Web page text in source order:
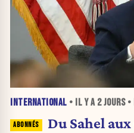
INTERNATIONAL • IL Y A 2 JOURS•
Du Sahel